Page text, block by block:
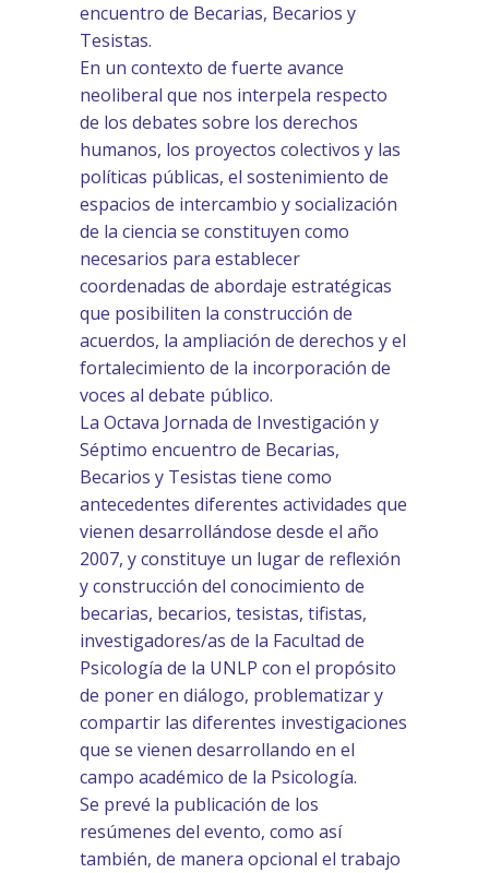
encuentro de Becarias, Becarios y
Tesistas.
En un contexto de fuerte avance
neoliberal que nos interpela respecto
de los debates sobre los derechos
humanos, los proyectos colectivos y las
políticas públicas, el sostenimiento de
espacios de intercambio y socialización
de la ciencia se constituyen como
necesarios para establecer
coordenadas de abordaje estratégicas
que posibiliten la construcción de
acuerdos, la ampliación de derechos y el
fortalecimiento de la incorporación de
voces al debate público.
La Octava Jornada de Investigación y
Séptimo encuentro de Becarias,
Becarios y Tesistas tiene como
antecedentes diferentes actividades que
vienen desarrollándose desde el año
2007, y constituye un lugar de reflexión
y construcción del conocimiento de
becarias, becarios, tesistas, tifistas,
investigadores/as de la Facultad de
Psicología de la UNLP con el propósito
de poner en diálogo, problematizar y
compartir las diferentes investigaciones
que se vienen desarrollando en el
campo académico de la Psicología.
Se prevé la publicación de los
resúmenes del evento, como así
también, de manera opcional el trabajo